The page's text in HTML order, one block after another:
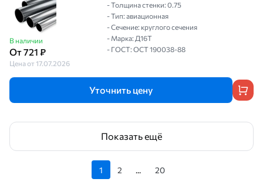
В наличии
От 721 ₽
Цена от 17.07.2026
- Толщина стенки: 0.75
- Тип: авиационная
- Сечение: круглого сечения
- Марка: Д16Т
- ГОСТ: ОСТ 190038-88
Уточнить цену
Показать ещё
1 2 ... 20